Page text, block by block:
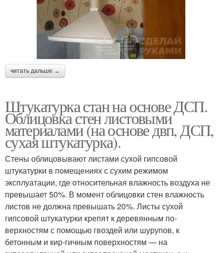
читать дальше →
Штукатурка стан на основе ДСП.
Облицовка стен листовыми
материалами (на основе двп, ДСП,
сухая штукатурка).
Стены облицовывают листами сухой гипсовой
штукатурки в помещениях с сухим режимом
эксплуатации, где относительная влажность воздуха не
превышает 50%. В момент облицовки стен влажность
листов не должна превышать 20%. Листы сухой
гипсовой штукатурки крепят к деревянным по­
верхностям с помощью гвоздей или шурупов, к
бетонным и кир-гичным поверхностям — на